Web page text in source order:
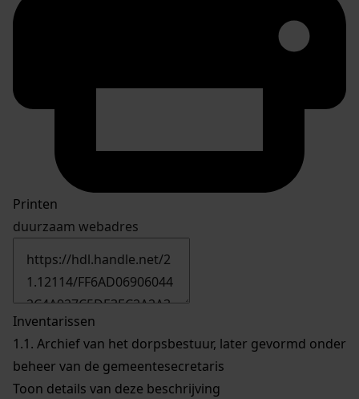
Printen
duurzaam webadres
Inventarissen
1.1. Archief van het dorpsbestuur, later gevormd onder
beheer van de gemeentesecretaris
Toon details van deze beschrijving